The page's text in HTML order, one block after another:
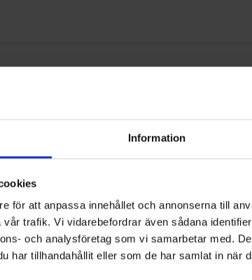
Information
för att anpassa innehållet och annonserna till
trafik. Vi vidarebefordrar även sådana
och analysföretag som vi samarbetar med.
har tillhandahållit eller som de har samlat in när
mot barncancer
AB
bästa avfallskommun